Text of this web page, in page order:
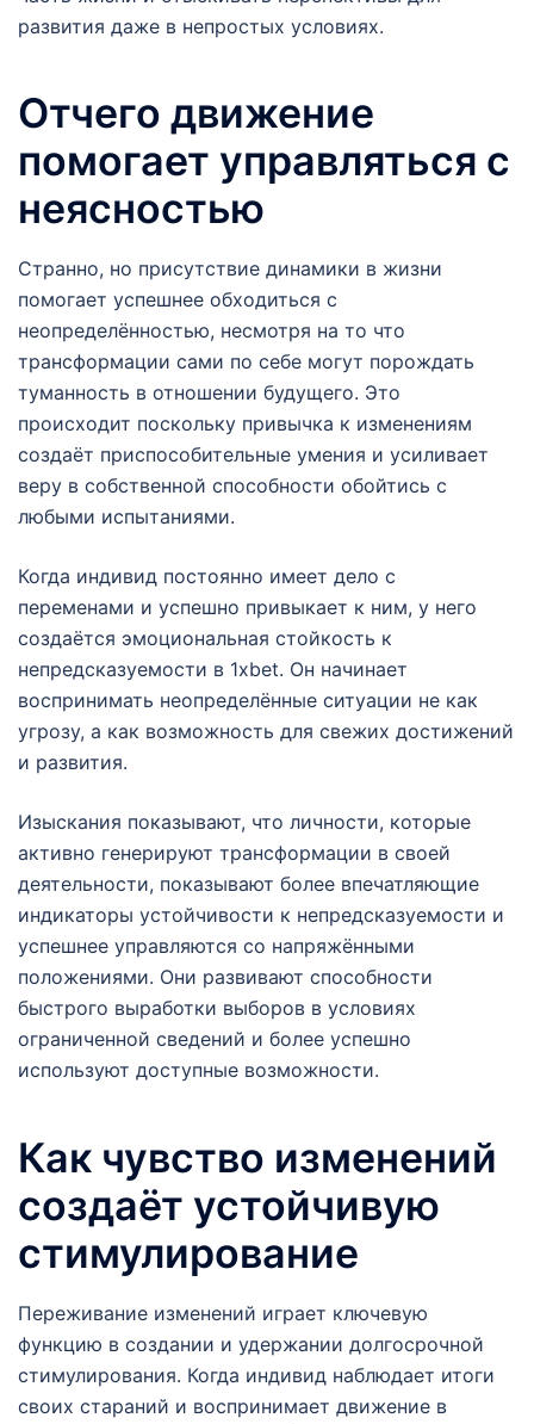
развития даже в непростых условиях.
Отчего движение
помогает управляться с
неясностью
Странно, но присутствие динамики в жизни
помогает успешнее обходиться с
неопределённостью, несмотря на то что
трансформации сами по себе могут порождать
туманность в отношении будущего. Это
происходит поскольку привычка к изменениям
создаёт приспособительные умения и усиливает
веру в собственной способности обойтись с
любыми испытаниями.
Когда индивид постоянно имеет дело с
переменами и успешно привыкает к ним, у него
создаётся эмоциональная стойкость к
непредсказуемости в 1xbet. Он начинает
воспринимать неопределённые ситуации не как
угрозу, а как возможность для свежих достижений
и развития.
Изыскания показывают, что личности, которые
активно генерируют трансформации в своей
деятельности, показывают более впечатляющие
индикаторы устойчивости к непредсказуемости и
успешнее управляются со напряжёнными
положениями. Они развивают способности
быстрого выработки выборов в условиях
ограниченной сведений и более успешно
используют доступные возможности.
Как чувство изменений
создаёт устойчивую
стимулирование
Переживание изменений играет ключевую
функцию в создании и удержании долгосрочной
стимулирования. Когда индивид наблюдает итоги
своих стараний и воспринимает движение в